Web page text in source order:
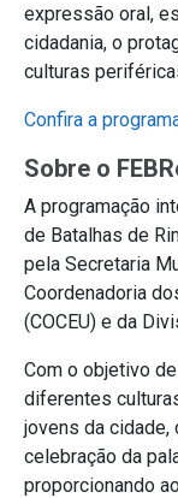
expressão oral,
cidadania, o
culturas
Confira a
Sobre o
A programação
de Batalhas de
pela Secretaria
Coordenadoria
(COCEU) e da
Com o objetivo
diferentes
jovens da cidade,
celebração da
proporcionando